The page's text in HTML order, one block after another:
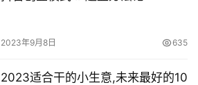
2023年9月8日 635
2023适合干的小生意,未来最好的10